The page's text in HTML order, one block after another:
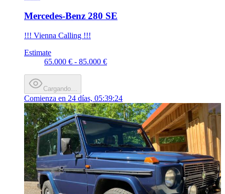
Mercedes-Benz 280 SE
!!! Vienna Calling !!!
Estimate
65.000 € - 85.000 €
Cargando…
Comienza en 24 días, 05:39:24